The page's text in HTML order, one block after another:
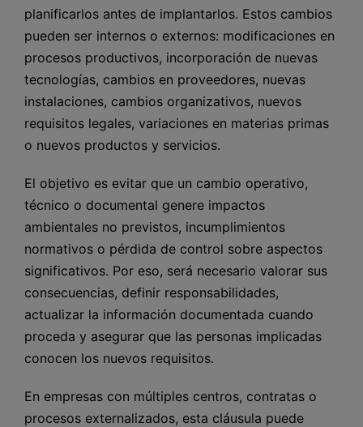
planificarlos antes de implantarlos. Estos cambios
pueden ser internos o externos: modificaciones en
procesos productivos, incorporación de nuevas
tecnologías, cambios en proveedores, nuevas
instalaciones, cambios organizativos, nuevos
requisitos legales, variaciones en materias primas
o nuevos productos y servicios.
El objetivo es evitar que un cambio operativo,
técnico o documental genere impactos
ambientales no previstos, incumplimientos
normativos o pérdida de control sobre aspectos
significativos. Por eso, será necesario valorar sus
consecuencias, definir responsabilidades,
actualizar la información documentada cuando
proceda y asegurar que las personas implicadas
conocen los nuevos requisitos.
En empresas con múltiples centros, contratas o
procesos externalizados, esta cláusula puede